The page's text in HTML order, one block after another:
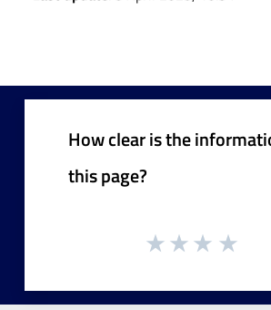
How clear is the
this page?